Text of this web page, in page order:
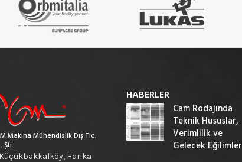
Makina Mühendislik Dış Tic.
Şti.
Harika
HABERLER
Cam Rodajında
Teknik Hususlar,
Verimlilik ve
Gelecek Eğilimler